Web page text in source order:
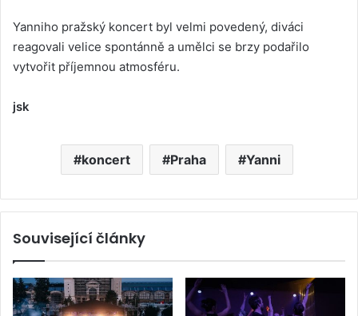
Yanniho pražský koncert byl velmi povedený, diváci
reagovali velice spontánně a umělci se brzy podařilo
vytvořit příjemnou atmosféru.
jsk
koncert Praha Yanni
Související články